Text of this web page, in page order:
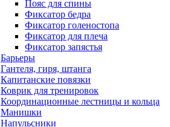
Пояс для спины
Фиксатор бедра
Фиксатор голеностопа
Фиксатор для плеча
Фиксатор запястья
Барьеры
Гантеля, гиря, штанга
Капитанские повязки
Коврик для тренировок
Координационные лестницы и кольца
Манишки
Напульсники